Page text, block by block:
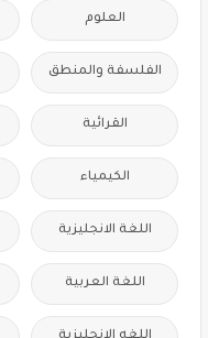
العلوم
الفلسفة والمنطق
القرائية
الكيمياء
اللغة الانجليزية
اللغة العربية